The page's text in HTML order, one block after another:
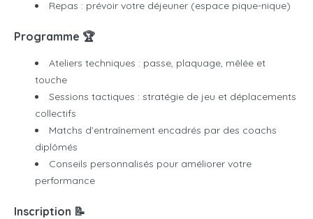
Repas : prévoir votre déjeuner (espace pique-nique)
Programme 🏆
Ateliers techniques : passe, plaquage, mêlée et
touche
Sessions tactiques : stratégie de jeu et déplacements
collectifs
Matchs d’entraînement encadrés par des coachs
diplômés
Conseils personnalisés pour améliorer votre
performance
Inscription 📝